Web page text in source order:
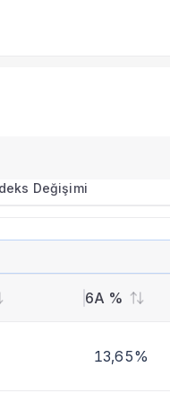
metrikleri
benzer fonları
Değişimi
6A %
13,65%